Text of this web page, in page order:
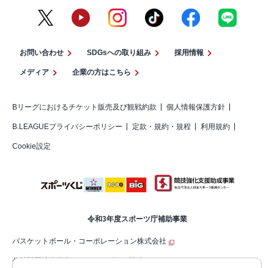
お問い合わせ SDGsへの取り組み 採用情報
メディア 企業の方はこちら
Bリーグにおけるチケット販売及び観戦約款 個人情報保護方針
B.LEAGUEプライバシーポリシー 定款・規約・規程 利用規約
Cookie設定
令和3年度スポーツ庁補助事業
バスケットボール・コーポレーション株式会社
公益財団法人日本バスケットボール協会（JBA）